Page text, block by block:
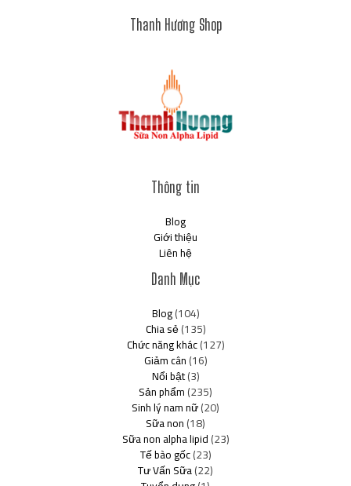
Thanh Hương Shop
Thông tin
Blog
Giới thiệu
Liên hệ
Danh Mục
Blog(104)
Chia sẻ(135)
Chức năng khác(127)
Giảm cân(16)
Nổi bật(3)
Sản phẩm(235)
Sinh lý nam nữ(20)
Sữa non(18)
Sữa non alpha lipid(23)
Tế bào gốc(23)
Tư Vấn Sữa(22)